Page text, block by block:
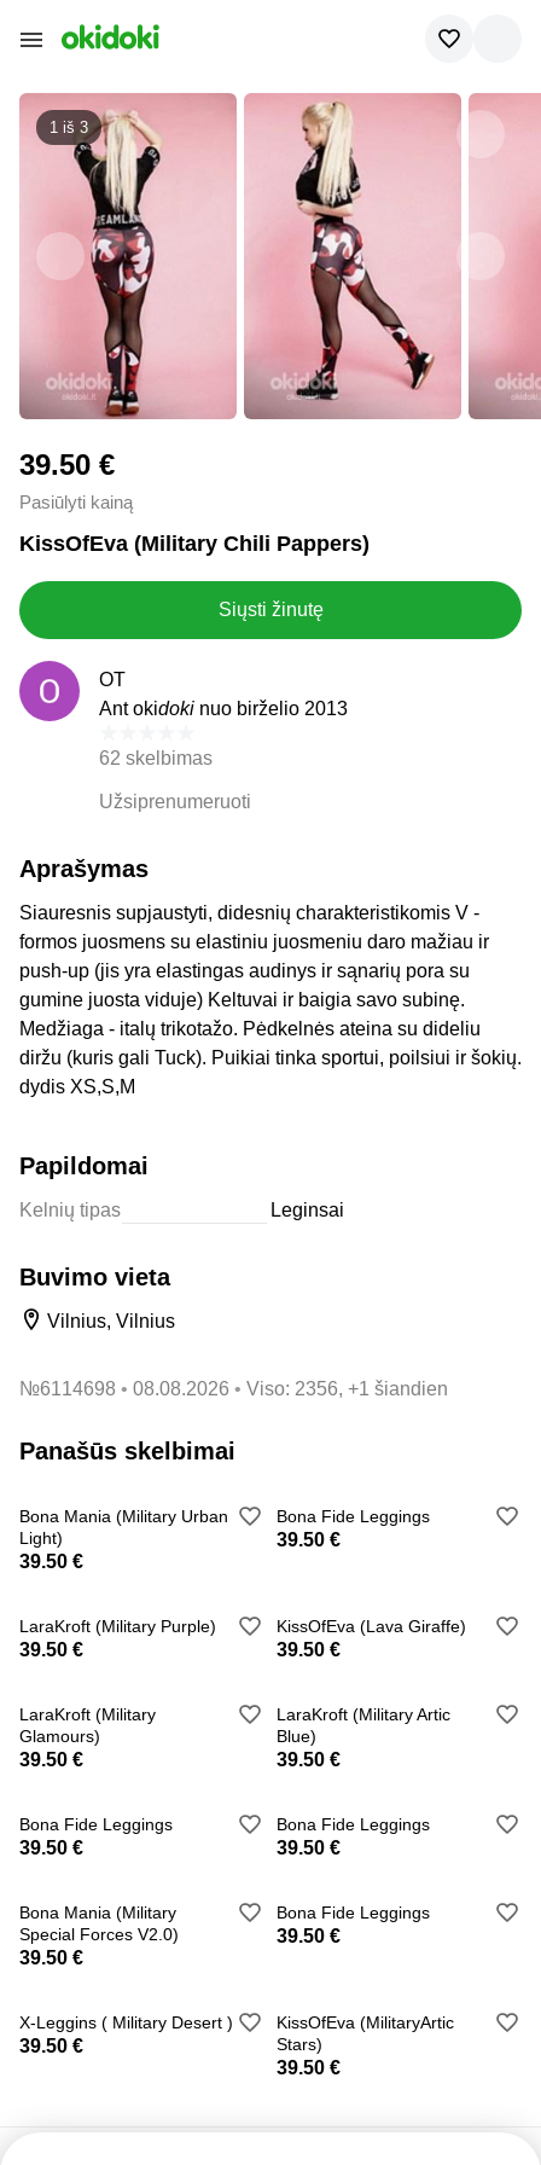
1 iš 3
39.50 €
Pasiūlyti kainą
KissOfEva (Military Chili Pappers)
Siųsti žinutę
OT
Ant okidoki nuo birželio 2013
62 skelbimas
Užsiprenumeruoti
Aprašymas
Siauresnis supjaustyti, didesnių charakteristikomis V -
formos juosmens su elastiniu juosmeniu daro mažiau ir
push-up (jis yra elastingas audinys ir sąnarių pora su
gumine juosta viduje) Keltuvai ir baigia savo subinę.
Medžiaga - italų trikotažo. Pėdkelnės ateina su dideliu
diržu (kuris gali Tuck). Puikiai tinka sportui, poilsiui ir šokių.
dydis XS,S,M
Papildomai
Kelnių tipas Leginsai
Buvimo vieta
Vilnius, Vilnius
№6114698 08.08.2026 Viso: 2356, +1 šiandien
Panašūs skelbimai
Bona Mania (Military Urban
Light)
39.50 €
Bona Fide Leggings
39.50 €
LaraKroft (Military Purple)
39.50 €
KissOfEva (Lava Giraffe)
39.50 €
LaraKroft (Military
Glamours)
39.50 €
LaraKroft (Military Artic
Blue)
39.50 €
Bona Fide Leggings
39.50 €
Bona Fide Leggings
39.50 €
Bona Mania (Military
Special Forces V2.0)
39.50 €
Bona Fide Leggings
39.50 €
X-Leggins ( Military Desert )
39.50 €
KissOfEva (MilitaryArtic
Stars)
39.50 €